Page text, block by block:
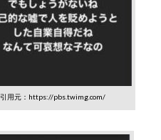
引用元：https://pbs.twimg.com/